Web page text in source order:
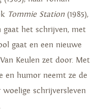
Tommie Station (1985),
het schrijven, met
gaat en een nieuwe
Keulen zet door. Met
en humor neemt ze de
schrijversleven